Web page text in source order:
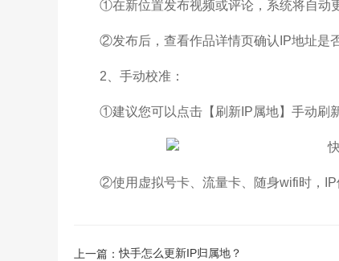
①在新位置发布视频或评论，系统将自动更
②发布后，查看作品详情页确认IP地址是否
2、手动校准：
①建议您可以点击【刷新IP属地】手动刷新;
②使用虚拟号卡、流量卡、随身wifi时，IP
上一篇： 快手怎么更新IP归属地？